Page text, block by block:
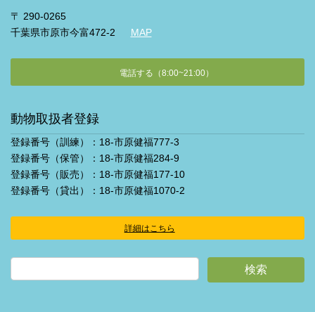
〒 290-0265
千葉県市原市今富472-2
MAP
電話する（8:00~21:00）
動物取扱者登録
登録番号（訓練）：18-市原健福777-3
登録番号（保管）：18-市原健福284-9
登録番号（販売）：18-市原健福177-10
登録番号（貸出）：18-市原健福1070-2
詳細はこちら